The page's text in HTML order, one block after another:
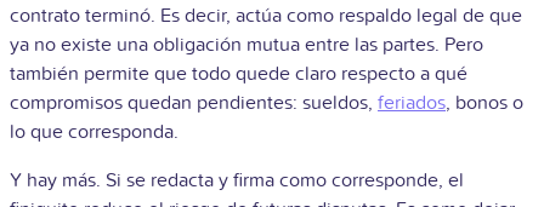
contrato terminó. Es decir, actúa como respaldo legal de que
ya no existe una obligación mutua entre las partes. Pero
también permite que todo quede claro respecto a qué
compromisos quedan pendientes: sueldos, feriados, bonos o
lo que corresponda.
Y hay más. Si se redacta y firma como corresponde, el